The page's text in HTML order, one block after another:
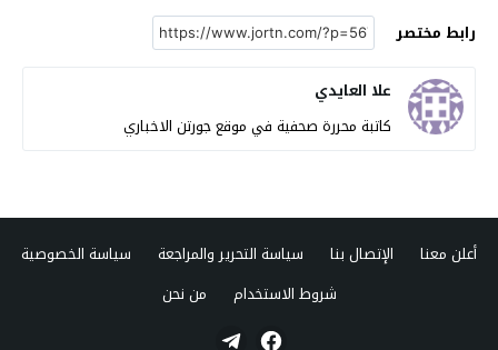
رابط مختصر
علا العايدي
كاتبة محررة صحفية في موقع جورتن الاخباري
أعلن معنا الإتصال بنا سياسة التحرير والمراجعة
سياسة الخصوصية
شروط الاستخدام
من نحن